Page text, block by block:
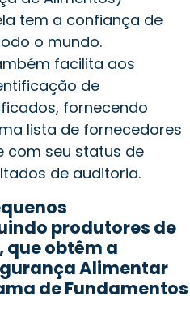
tem a confiança de
o mundo.
facilita aos
de
fornecendo
lista de fornecedores
com seu status de
de auditoria.
produtores de
que obtêm a
Alimentar
de Fundamentos